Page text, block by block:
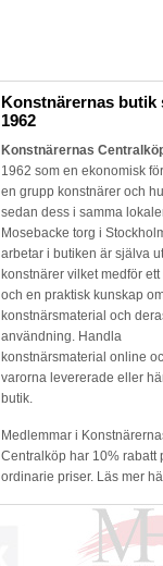
Konstnärernas butik
1962
Konstnärernas
1962 som en ekonomisk
en grupp konstnärer och
sedan dess i samma
Mosebacke torg i
arbetar i butiken är själva
konstnärer vilket medför ett
och en praktisk kunskap
konstnärsmaterial och
användning. Handla
konstnärsmaterial online
varorna levererade eller
butik.
Medlemmar i
Centralköp har 10% rabatt
ordinarie priser. Läs mer